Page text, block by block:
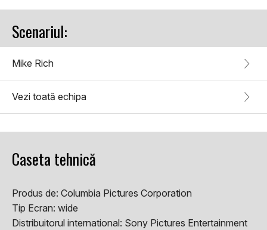
Scenariul:
Mike Rich
Vezi toată echipa
Caseta tehnică
Produs de: Columbia Pictures Corporation
Tip Ecran: wide
Distribuitorul international: Sony Pictures Entertainment